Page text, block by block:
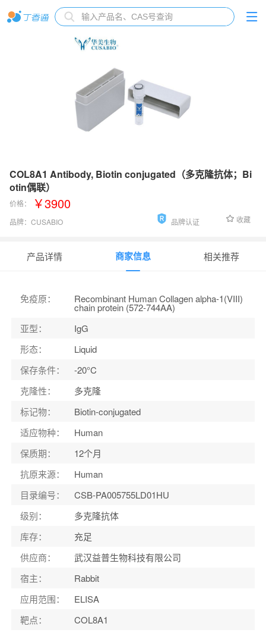
COL8A1 Antibody, Biotin conjugated（多克隆抗体；Bi
otin偶联）
价格： ￥3900
品牌： CUSABIO 品牌认证 收藏
产品详情 商家信息 相关推荐
免疫原： Recombinant Human Collagen alpha-1(VIII)
chain protein (572-744AA)
亚型：
IgG
形态：
Liquid
保存条件：
-20°C
克隆性：
多克隆
标记物：
Biotin-conjugated
适应物种：
Human
保质期：
12个月
抗原来源：
Human
目录编号：
CSB-PA005755LD01HU
级别：
多克隆抗体
库存：
充足
供应商：
武汉益普生物科技有限公司
宿主：
Rabbit
应用范围：
ELISA
靶点：
COL8A1